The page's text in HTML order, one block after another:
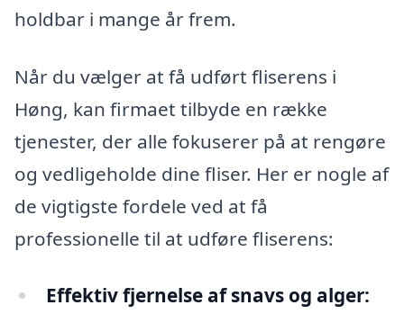
holdbar i mange år frem.
Når du vælger at få udført fliserens i
Høng, kan firmaet tilbyde en række
tjenester, der alle fokuserer på at rengøre
og vedligeholde dine fliser. Her er nogle af
de vigtigste fordele ved at få
professionelle til at udføre fliserens:
Effektiv fjernelse af snavs og alger: